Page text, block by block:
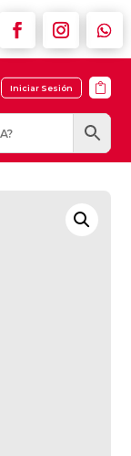
Iniciar Sesión 